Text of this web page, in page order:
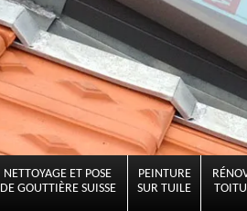
NETTOYAGE ET POSE
DE GOUTTIÈRE SUISSE
PEINTURE
SUR TUILE